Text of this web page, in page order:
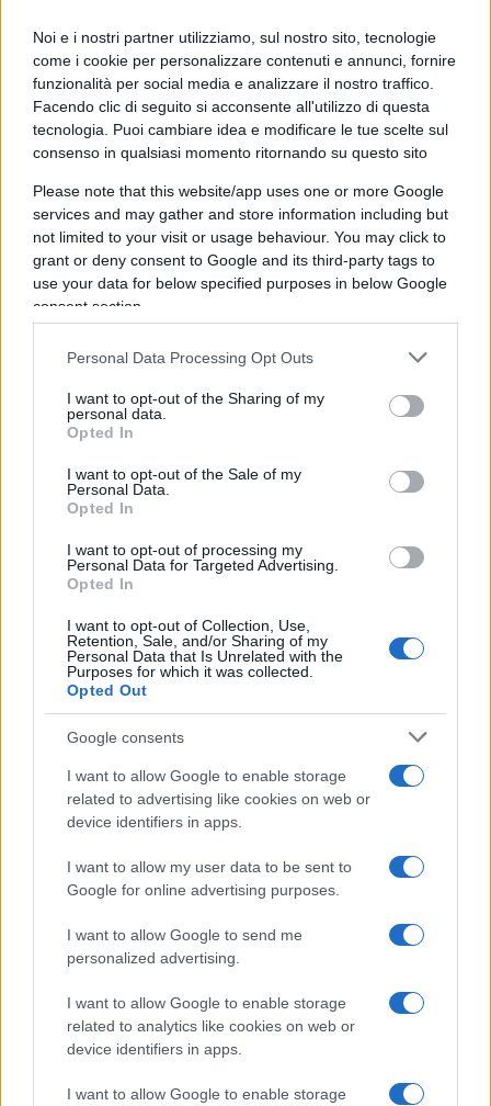
Noi e i nostri partner utilizziamo, sul nostro sito, tecnologie
come i cookie per personalizzare contenuti e annunci, fornire
funzionalità per social media e analizzare il nostro traffico.
Facendo clic di seguito si acconsente all'utilizzo di questa
tecnologia. Puoi cambiare idea e modificare le tue scelte sul
consenso in qualsiasi momento ritornando su questo sito
Please note that this website/app uses one or more Google
services and may gather and store information including but
not limited to your visit or usage behaviour. You may click to
grant or deny consent to Google and its third-party tags to
use your data for below specified purposes in below Google
consent section.
Personal Data Processing Opt Outs
I want to opt-out of the Sharing of my
personal data.
Opted In
I want to opt-out of the Sale of my
Personal Data.
Opted In
I want to opt-out of processing my
Personal Data for Targeted Advertising.
Opted In
I want to opt-out of Collection, Use,
Retention, Sale, and/or Sharing of my
Personal Data that Is Unrelated with the
Purposes for which it was collected.
Opted Out
Google consents
I want to allow Google to enable storage
related to advertising like cookies on web or
device identifiers in apps.
I want to allow my user data to be sent to
Google for online advertising purposes.
I want to allow Google to send me
personalized advertising.
I want to allow Google to enable storage
related to analytics like cookies on web or
device identifiers in apps.
I want to allow Google to enable storage
l’invasore.
Una chiara posizione filo-ucraina, mai rinnegata
da parte del pontefice: “Quando parlo
dell’Ucraina, parlo della crudeltà. In genere, i più
crudeli sono forse quelli che sono della Russia ma
non sono della tradizione russa, come i Ceceni, i
Buriati e così via. Certamente, chi invade è lo
condannare in generale, anche se è risaputo chi
sto condannando.Non è necessario che metta
nome e cognome”.
Una posizione che sembra essere stata recepita
segretario generale della Nato Stoltenberg ha –
ancora una volta – aperto alla soluzione negoziale.
“La guerra in Ucraina potrebbe concludersi al
tavolo negoziale, mal’evoluzione delle
trattative sarà condizionata dalla situazione
sul campo di battaglia
uno Nato, durante un incontro a Bucarest con il
presidente romeno Klaus Iohannis. Ma la
precondizione essenziale rimane sempre il fermo
sostegno, sia economico che militare, alla
resistenza ucraina. Posizioni ribadite anche dallo
stesso governo Meloni, che pochissimi minuti fa
pacchetto di armi da inviare a Kiev
raggiungendo la cifra di 450 milioni di euro,
sborsata dall’inizio del conflitto.
#PAPA FRANCESCO
#UCRAINA
#VATICANO #VOLODYMYR ZELENSKY